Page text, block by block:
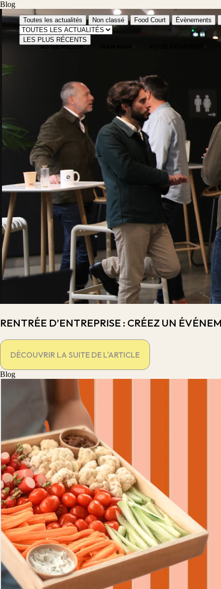
NOTRE MAISON
Toutes les actualités Non classé Food Court Évènements
LES PLUS RÉCENTS
Blog
RENTRÉE D’ENTREPRISE : CRÉEZ UN
DÉCOUVRIR LA SUITE DE L'ARTICLE
Blog